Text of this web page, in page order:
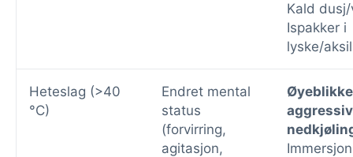
Kald
Ispakker i
lyske/
Heteslag (>40
°C)
Endret mental
status
(forvirring,
agitasjon,
aggressiv